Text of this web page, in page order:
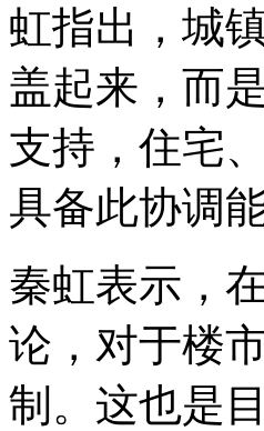
虹指出，城
盖起来，而
支持，住宅
具备此协调
秦虹表示，
论，对于楼
制。这也是